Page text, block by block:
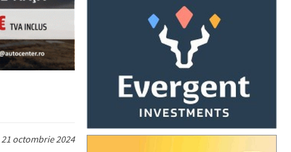
21 octombrie 2024